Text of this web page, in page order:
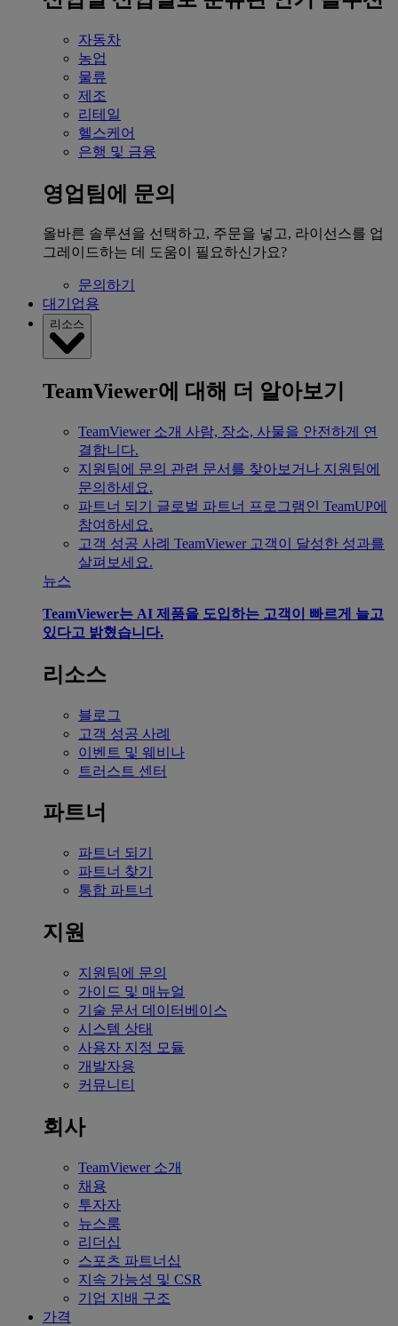
자동차
농업
물류
제조
리테일
헬스케어
은행 및 금융
영업팀에 문의
올바른 솔루션을 선택하고, 주문을 넣고, 라이선스를 업
그레이드하는 데 도움이 필요하신가요?
문의하기
대기업용
리소스
TeamViewer에 대해 더 알아보기
TeamViewer 소개 사람, 장소, 사물을 안전하게 연
결합니다.
지원팀에 문의 관련 문서를 찾아보거나 지원팀에
문의하세요.
파트너 되기
글로벌 파트너 프로그램인 TeamUP에
참여하세요.
고객 성공 사례 TeamViewer 고객이 달성한 성과를
살펴보세요.
뉴스
TeamViewer는 AI 제품을 도입하는 고객이 빠르게 늘고
있다고 밝혔습니다.
리소스
블로그
고객 성공 사례
이벤트 및 웨비나
트러스트 센터
파트너
파트너 되기
파트너 찾기
통합 파트너
지원
지원팀에 문의
가이드 및 매뉴얼
기술 문서 데이터베이스
시스템 상태
사용자 지정 모듈
개발자용
커뮤니티
회사
TeamViewer 소개
채용
투자자
뉴스룸
리더십
스포츠 파트너십
지속 가능성 및 CSR
기업 지배 구조
가격